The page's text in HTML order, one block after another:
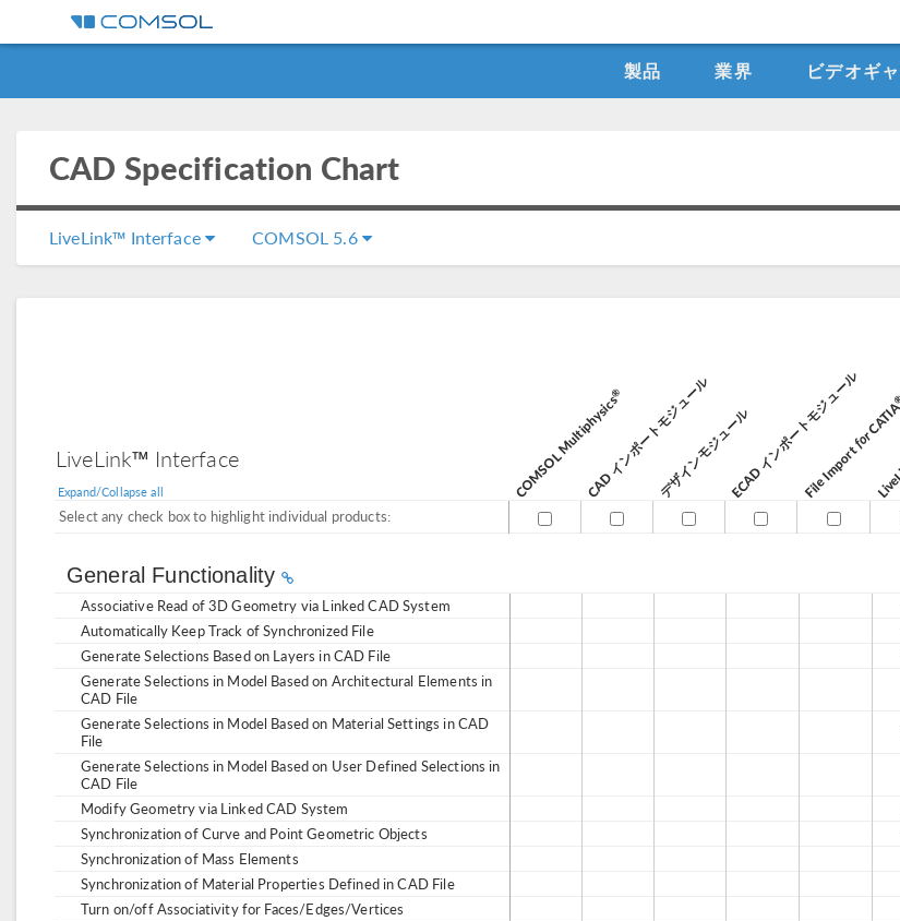
製品 業界 ビデオギ
CAD Specification Chart
LiveLink™ Interface COMSOL 5.6
LiveLink™ Interface
Expand/Collapse all COMSOL Multiphysics
®
CAD インポートモジュール
デザインモジュールECAD インポートモジュール
File ImportforCATIA
Select any check box to highlight individual products:
General Functionality
Associative Read of 3D Geometry via Linked CAD System
Automatically Keep Track of Synchronized File
Generate Selections Based on Layers in CAD File
Generate Selections in Model Based on Architectural Elements in
CAD File
Generate Selections in Model Based on Material Settings in CAD
File
Generate Selections in Model Based on User Defined Selections in
CAD File
Modify Geometry via Linked CAD System
Synchronization of Curve and Point Geometric Objects
Synchronization of Mass Elements
Synchronization of Material Properties Defined in CAD File
Turn on/off Associativity for Faces/Edges/Vertices